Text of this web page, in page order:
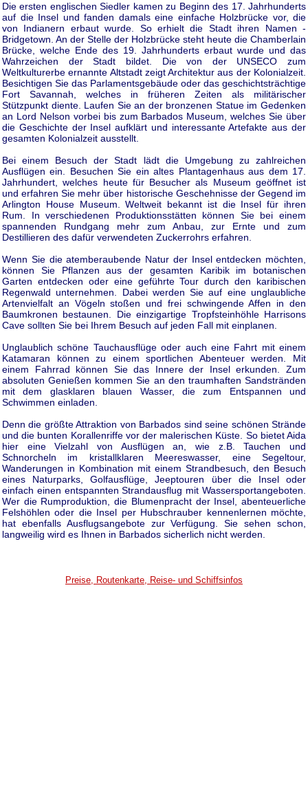
Die ersten englischen Siedler kamen zu Beginn des 17. Jahrhunderts
auf die Insel und fanden damals eine einfache Holzbrücke vor, die
von Indianern erbaut wurde. So erhielt die Stadt ihren Namen -
Bridgetown. An der Stelle der Holzbrücke steht heute die Chamberlain
Brücke, welche Ende des 19. Jahrhunderts erbaut wurde und das
Wahrzeichen der Stadt bildet. Die von der UNSECO zum
Weltkulturerbe ernannte Altstadt zeigt Architektur aus der Kolonialzeit.
Besichtigen Sie das Parlamentsgebäude oder das geschichtsträchtige
Fort Savannah, welches in früheren Zeiten als militärischer
Stützpunkt diente. Laufen Sie an der bronzenen Statue im Gedenken
an Lord Nelson vorbei bis zum Barbados Museum, welches Sie über
die Geschichte der Insel aufklärt und interessante Artefakte aus der
gesamten Kolonialzeit ausstellt.
Bei einem Besuch der Stadt lädt die Umgebung zu zahlreichen
Ausflügen ein. Besuchen Sie ein altes Plantagenhaus aus dem 17.
Jahrhundert, welches heute für Besucher als Museum geöffnet ist
und erfahren Sie mehr über historische Geschehnisse der Gegend im
Arlington House Museum. Weltweit bekannt ist die Insel für ihren
Rum. In verschiedenen Produktionsstätten können Sie bei einem
spannenden Rundgang mehr zum Anbau, zur Ernte und zum
Destillieren des dafür verwendeten Zuckerrohrs erfahren.
Wenn Sie die atemberaubende Natur der Insel entdecken möchten,
können Sie Pflanzen aus der gesamten Karibik im botanischen
Garten entdecken oder eine geführte Tour durch den karibischen
Regenwald unternehmen. Dabei werden Sie auf eine unglaubliche
Artenvielfalt an Vögeln stoßen und frei schwingende Affen in den
Baumkronen bestaunen. Die einzigartige Tropfsteinhöhle Harrisons
Cave sollten Sie bei Ihrem Besuch auf jeden Fall mit einplanen.
Unglaublich schöne Tauchausflüge oder auch eine Fahrt mit einem
Katamaran können zu einem sportlichen Abenteuer werden. Mit
einem Fahrrad können Sie das Innere der Insel erkunden. Zum
absoluten Genießen kommen Sie an den traumhaften Sandstränden
mit dem glasklaren blauen Wasser, die zum Entspannen und
Schwimmen einladen.
Denn die größte Attraktion von Barbados sind seine schönen Strände
und die bunten Korallenriffe vor der malerischen Küste. So bietet Aida
hier eine Vielzahl von Ausflügen an, wie z.B. Tauchen und
Schnorcheln im kristallklaren Meereswasser, eine Segeltour,
Wanderungen in Kombination mit einem Strandbesuch, den Besuch
eines Naturparks, Golfausflüge, Jeeptouren über die Insel oder
einfach einen entspannten Strandausflug mit Wassersportangeboten.
Wer die Rumproduktion, die Blumenpracht der Insel, abenteuerliche
Felshöhlen oder die Insel per Hubschrauber kennenlernen möchte,
hat ebenfalls Ausflugsangebote zur Verfügung. Sie sehen schon,
langweilig wird es Ihnen in Barbados sicherlich nicht werden.
Preise, Routenkarte, Reise- und Schiffsinfos